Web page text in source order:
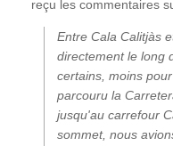
reçu les commentaires
Entre Cala Calitjàs
directement le long
certains, moins
parcouru la
jusqu'au carrefour
sommet, nous